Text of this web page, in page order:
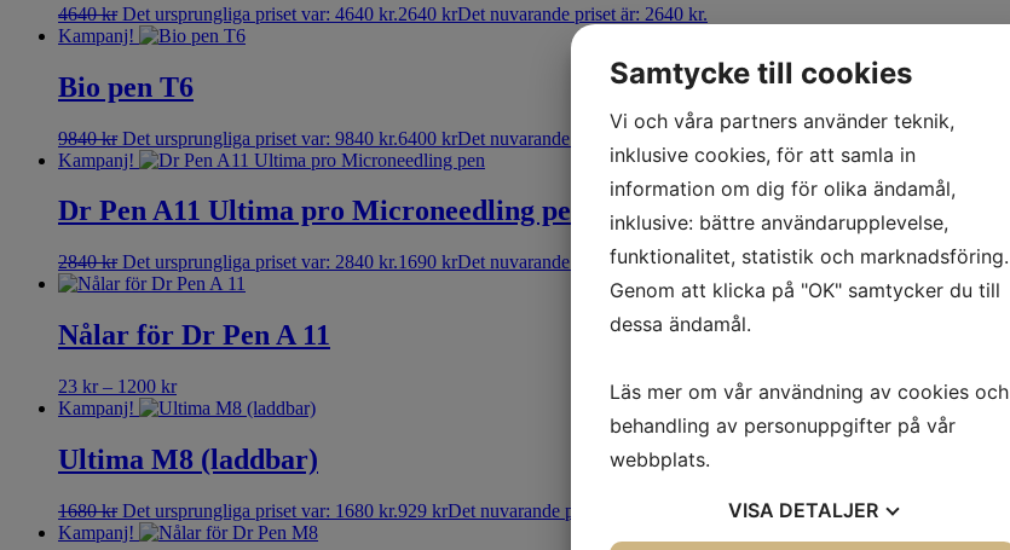
4640kr Det ursprungliga priset var: 4640 kr.2640 krDet nuvarande priset är: 2640 kr.
Kampanj!
Bio pen T6
9840kr Det ursprungliga priset var: 9840 kr.6400 krDet nuvarande priset är: 6400 kr.
Kampanj!
Dr Pen A11 Ultima pro Microneedling pen
2840kr Det ursprungliga priset var: 2840 kr.1690 krDet nuvarande priset är: 1690 kr.
Nålar för Dr Pen A 11
23 kr– 1200 kr
Kampanj!
Ultima M8 (laddbar)
1680kr Det ursprungliga priset var: 1680 kr.929 krDet nuvarande priset är: 929 kr.
Kampanj!
Samtycke till cookies
Vi och våra partners använder teknik,
inklusive cookies, för att samla in
information om dig för olika ändamål,
inklusive: bättre användarupplevelse,
funktionalitet, statistik och marknadsföring.
Genom att klicka på "OK" samtycker du till
dessa ändamål.
Läs mer om vår användning av cookies och
behandling av personuppgifter på vår
webbplats.
VISA DETALJER